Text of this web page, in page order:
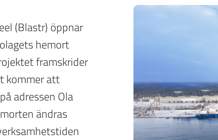
(Blastr) öppnar
hemort
framskrider
kommer att
adressen Ola
ändras